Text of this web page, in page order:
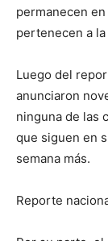
permanecen
pertenecen a
Luego del
anunciaron
ninguna de las
que siguen en
semana más.
Reporte